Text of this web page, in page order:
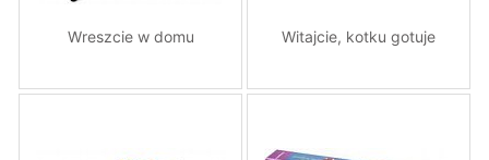
Wreszcie w domu Witajcie, kotku gotuje